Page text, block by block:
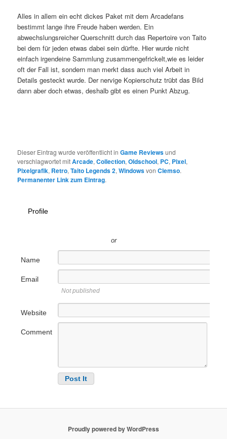
Alles in allem ein echt dickes Paket mit dem Arcadefans
bestimmt lange ihre Freude haben werden. Ein
abwechslungsreicher Querschnitt durch das Repertoire von Taito
bei dem für jeden etwas dabei sein dürfte. Hier wurde nicht
einfach irgendeine Sammlung zusammengefrickelt,wie es leider
oft der Fall ist, sondern man merkt dass auch viel Arbeit in
Details gesteckt wurde. Der nervige Kopierschutz trübt das Bild
dann aber doch etwas, deshalb gibt es einen Punkt Abzug.
Dieser Eintrag wurde veröffentlicht inGame Reviewsund
verschlagwortet mitArcade,Collection,Oldschool, PC, Pixel,
Pixelgrafik, Retro,Taito Legends 2,WindowsvonClemso.
Permanenter Link zum Eintrag.
Profile
or
Name
Email
Not published
Website
Comment
Proudly powered by WordPress